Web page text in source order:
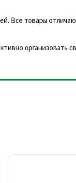
Все товары
организовать